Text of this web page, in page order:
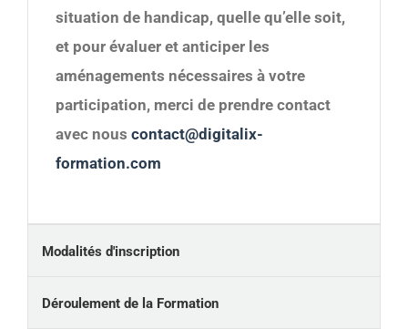
situation de handicap, quelle qu’elle soit,
et pour évaluer et anticiper les
aménagements nécessaires à votre
participation, merci de prendre contact
avec nous contact@digitalix-
formation.com
Modalités d'inscription
Déroulement de la Formation